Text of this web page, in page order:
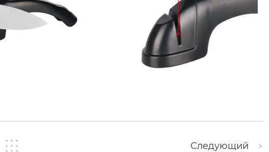
Следующий